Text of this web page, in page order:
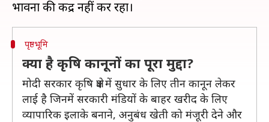
पृष्ठभूमि
क्या है कृषि कानूनों का पूरा मुद्दा?
मोदी सरकार कृषि क्षेत्र में सुधार के लिए तीन कानून लेकर
लाई है जिनमें सरकारी मंडियों के बाहर खरीद के लिए
व्यापारिक इलाके बनाने, अनुबंध खेती को मंजूरी देने और